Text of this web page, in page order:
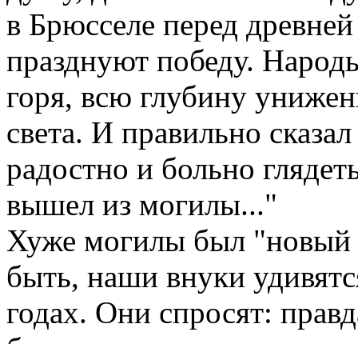
в Брюсселе перед
празднуют победу.
горя, всю глубину
света. И правильно
радостно и больно
вышел из могилы..."
Хуже могилы был "новый
быть, наши внуки
годах. Они спросят: